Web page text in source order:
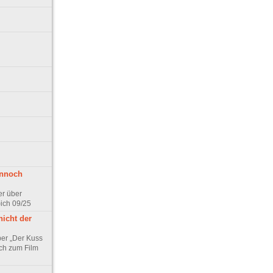
über
09/25
der
„Der Kuss
zum Film